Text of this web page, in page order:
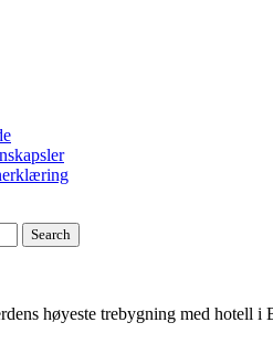
høyeste trebygning med hotell i